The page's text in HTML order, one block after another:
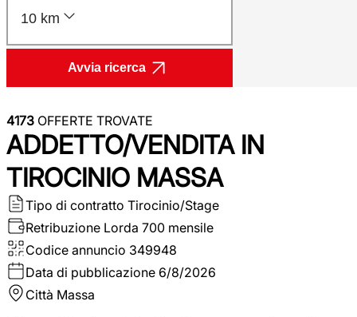
10 km
Avvia ricerca
4173 OFFERTE TROVATE
ADDETTO/VENDITA IN
TIROCINIO MASSA
Tipo di contratto Tirocinio/Stage
Retribuzione Lorda 700 mensile
Codice annuncio 349948
Data di pubblicazione 6/8/2026
Città Massa